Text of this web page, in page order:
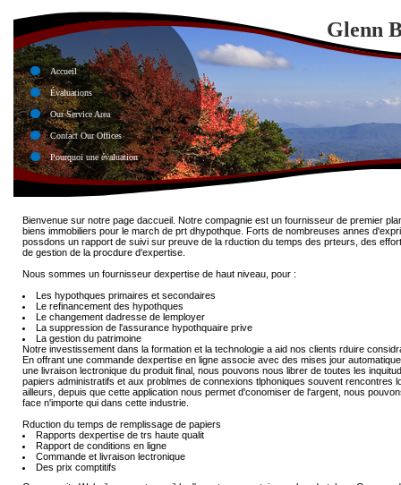
Accueil
Évaluations
Our Service Area
Contact Our Offices
Pourquoi une évaluation
Glenn
Bienvenue sur notre page daccueil. Notre compagnie est un fournisseur de premier
biens immobiliers pour le march de prt dhypothque. Forts de nombreuses annes
possdons un rapport de suivi sur preuve de la rduction du temps des prteurs, des
de gestion de la procdure d'expertise.
Nous sommes un fournisseur dexpertise de haut niveau, pour :
Les hypothques primaires et secondaires
Le refinancement des hypothques
Le changement dadresse de lemployer
La suppression de l'assurance hypothquaire prive
La gestion du patrimoine
Notre investissement dans la formation et la technologie a aid nos clients rduire
En offrant une commande dexpertise en ligne associe avec des mises jour
une livraison lectronique du produit final, nous pouvons nous librer de toutes les
papiers administratifs et aux problmes de connexions tlphoniques souvent rencontres
ailleurs, depuis que cette application nous permet d'conomiser de l'argent, nous
face n'importe qui dans cette industrie.
Rduction du temps de remplissage de papiers
Rapports dexpertise de trs haute qualit
Rapport de conditions en ligne
Commande et livraison lectronique
Des prix comptitifs